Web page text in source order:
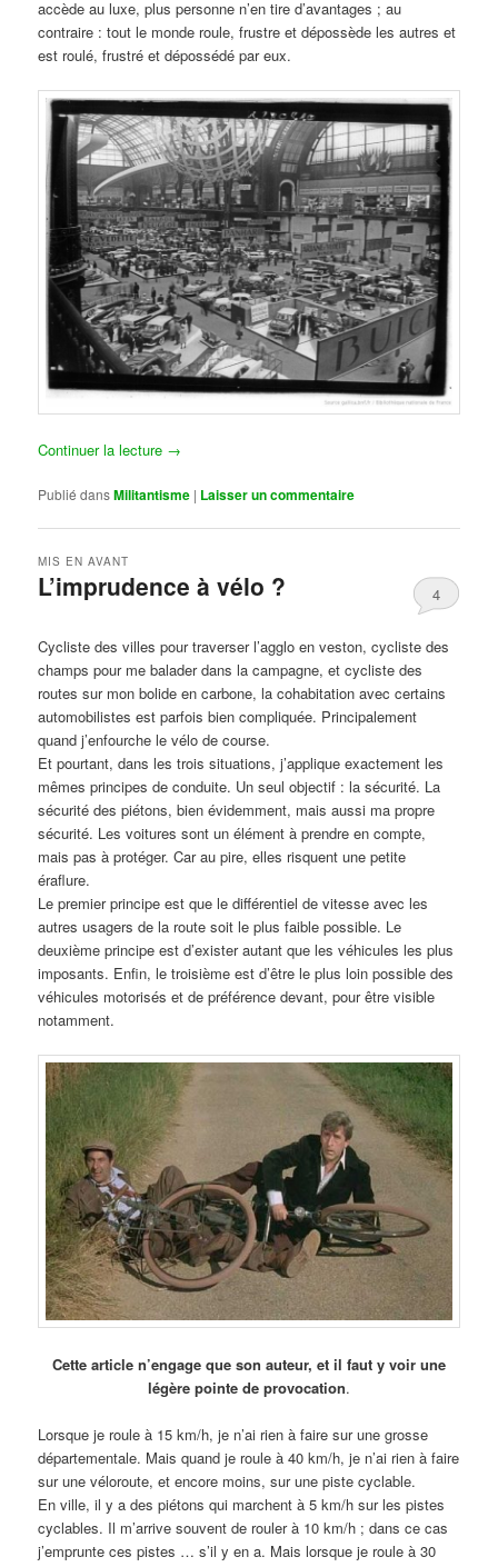
accède au luxe, plus personne n’en tire d’avantages ; au
contraire : tout le monde roule, frustre et dépossède les autres et
est roulé, frustré et dépossédé par eux.
Continuer la lecture →
Publié dansMilitantisme | Laisser un commentaire
L’imprudence à vélo ?
MIS EN AVANT
4
Cycliste des villes pour traverser l’agglo en veston, cycliste des
champs pour me balader dans la campagne, et cycliste des
routes sur mon bolide en carbone, la cohabitation avec certains
automobilistes est parfois bien compliquée. Principalement
quand j’enfourche le vélo de course.
Et pourtant, dans les trois situations, j’applique exactement les
mêmes principes de conduite. Un seul objectif : la sécurité. La
sécurité des piétons, bien évidemment, mais aussi ma propre
sécurité. Les voitures sont un élément à prendre en compte,
mais pas à protéger. Car au pire, elles risquent une petite
éraflure.
Le premier principe est que le différentiel de vitesse avec les
autres usagers de la route soit le plus faible possible. Le
deuxième principe est d’exister autant que les véhicules les plus
imposants. Enfin, le troisième est d’être le plus loin possible des
véhicules motorisés et de préférence devant, pour être visible
notamment.
Cette article n’engage que son auteur, et il faut y voir une
légère pointe de provocation.
Lorsque je roule à 15 km/h, je n’ai rien à faire sur une grosse
départementale. Mais quand je roule à 40 km/h, je n’ai rien à faire
sur une véloroute, et encore moins, sur une piste cyclable.
En ville, il y a des piétons qui marchent à 5 km/h sur les pistes
cyclables. Il m’arrive souvent de rouler à 10 km/h ; dans ce cas
j’emprunte ces pistes … s’il y en a. Mais lorsque je roule à 30